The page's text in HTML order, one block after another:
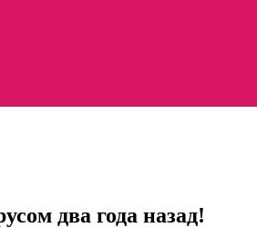
два года назад!